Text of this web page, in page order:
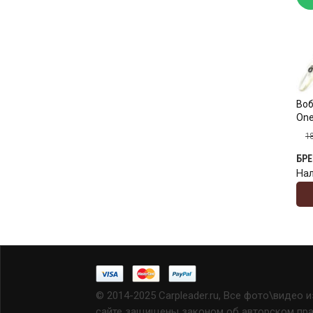
© 2014-2025 Carpleader.ru, Все фото\видео